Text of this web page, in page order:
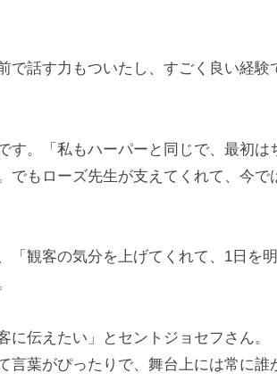
で話す力もついたし、すごく良い経験
す。「私もハーパーと同じで、最初は
でもローズ先生が支えてくれて、今で
「観客の気分を上げてくれて、1日を明
に伝えたい」とセントジョセフさん。
言葉がぴったりで、舞台上には常に誰